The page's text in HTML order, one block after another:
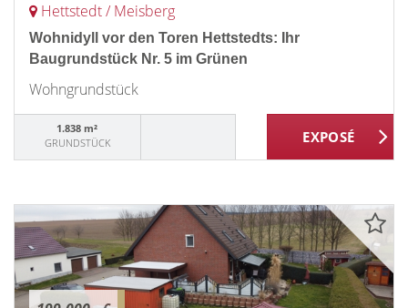
Hettstedt / Meisberg
Wohnidyll vor den Toren Hettstedts: Ihr
Baugrundstück Nr. 5 im Grünen
Wohngrundstück
1.838 m²
GRUNDSTÜCK